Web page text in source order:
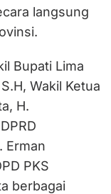
langsung
Bupati Lima
Wakil Ketua
H.
Erman
PKS
berbagai